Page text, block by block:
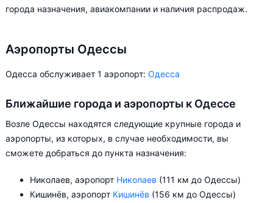
города назначения, авиакомпании и наличия распродаж.
Аэропорты Одессы
Одесса обслуживает 1 аэропорт: Одесса
Ближайшие города и аэропорты к Одессе
Возле Одессы находятся следующие крупные города и
аэропорты, из которых, в случае необходимости, вы
сможете добраться до пункта назначения:
Николаев, аэропорт Николаев (111 км до Одессы)
Кишинёв, аэропорт Кишинёв (156 км до Одессы)